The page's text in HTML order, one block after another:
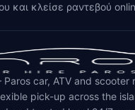
και κλείσε ραντεβού
Paros car, ATV and scooter
pick-up across the